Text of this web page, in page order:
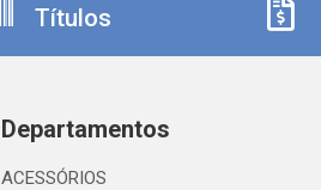
Títulos
Departamentos
ACESSÓRIOS